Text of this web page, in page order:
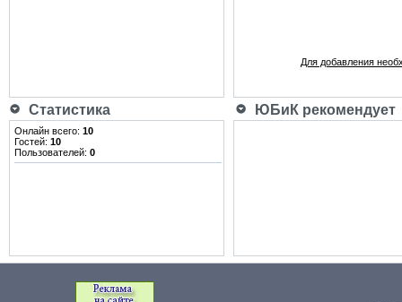
Для добавления
Статистика ЮБиК рекомендует
Онлайн всего: 10
Гостей: 10
Пользователей: 0